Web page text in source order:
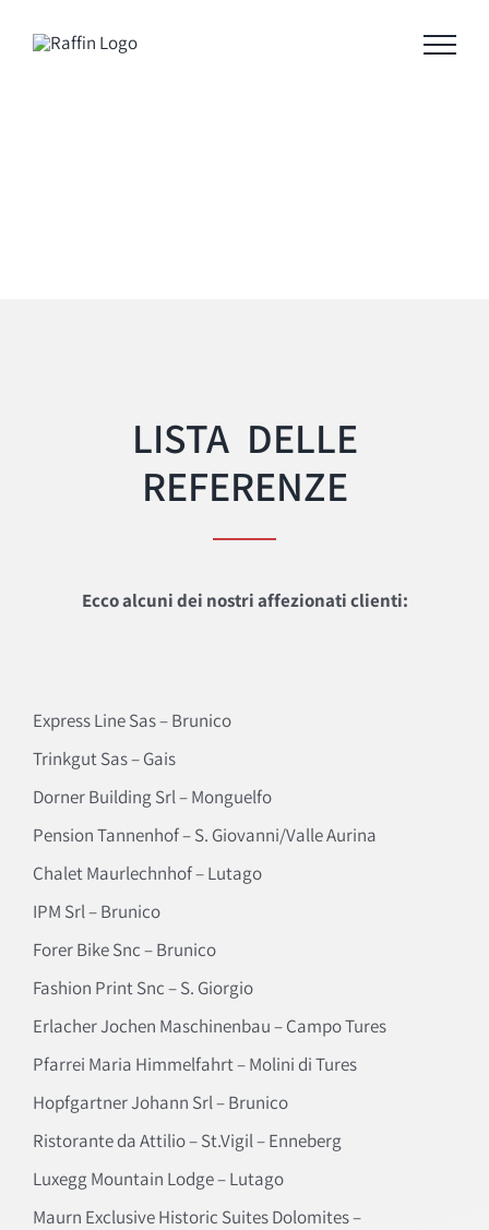
LISTA DELLE
REFERENZE
Ecco alcuni dei nostri affezionati clienti:
Express Line Sas – Brunico
Trinkgut Sas – Gais
Dorner Building Srl – Monguelfo
Pension Tannenhof – S. Giovanni/Valle Aurina
Chalet Maurlechnhof – Lutago
IPM Srl – Brunico
Forer Bike Snc – Brunico
Fashion Print Snc – S. Giorgio
Erlacher Jochen Maschinenbau – Campo Tures
Pfarrei Maria Himmelfahrt – Molini di Tures
Hopfgartner Johann Srl – Brunico
Ristorante da Attilio – St.Vigil – Enneberg
Luxegg Mountain Lodge – Lutago
Maurn Exclusive Historic Suites Dolomites –